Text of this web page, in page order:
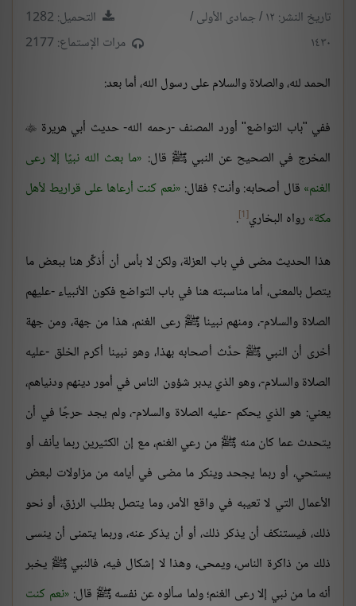
تاريخ النشر: ١٢ / جمادى الأولى /
١٤٣٠
التحميل: 1282
مرات الإستماع: 2177
الحمد لله، والصلاة والسلام على رسول الله، أما بعد:
ففي "باب التواضع" أورد المصنف -رحمه الله- حديث أبي هريرة 
المخرج في الصحيح عن النبي ﷺ قال: ما بعث الله نبيًا إلا رعى
الغنم قال أصحابه: وأنت؟ فقال: نعم كنت أرعاها على قراريط لأهل
مكة رواه البخاري[1]
.
هذا الحديث مضى في باب العزلة، ولكن لا بأس أن أُذكِّر هنا ببعض ما
يتصل بالمعنى، أما مناسبته هنا في باب التواضع فكون الأنبياء -عليهم
الصلاة والسلام-، ومنهم نبينا ﷺ رعى الغنم، هذا من جهة، ومن جهة
أخرى أن النبي ﷺ حدَّث أصحابه بهذا، وهو نبينا أكرم الخلق -عليه
الصلاة والسلام-، وهو الذي يدبر شؤون الناس في أمور دينهم ودنياهم،
يعني: هو الذي يحكم -عليه الصلاة والسلام-، ولم يجد حرجًا في أن
يتحدث عما كان منه ﷺ من رعي الغنم، مع إن الكثيرين ربما يأنف أو
يستحي، أو ربما يجحد وينكر ما مضى في أيامه من مزاولات لبعض
الأعمال التي لا تعيبه في واقع الأمر، وما يتصل بطلب الرزق، أو نحو
ذلك، فيستنكف أن يذكر ذلك، أو أن يذكر عنه، وربما يتمنى أن ينسى
ذلك من ذاكرة الناس، ويمحى، وهذا لا إشكال فيه، فالنبي ﷺ يخبر
أنه ما من نبي إلا رعى الغنم؛ ولما سألوه عن نفسه ﷺ قال: نعم كنت